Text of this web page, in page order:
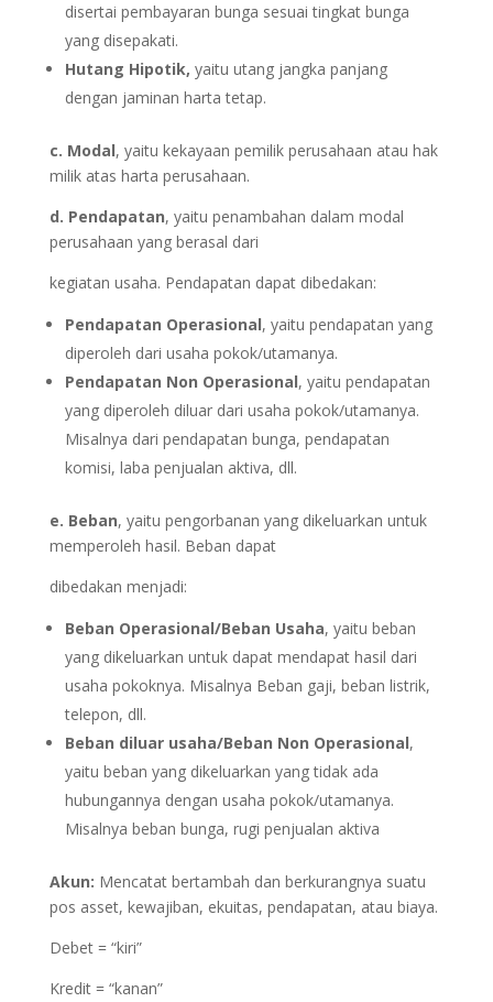
disertai pembayaran bunga sesuai tingkat bunga
yang disepakati.
Hutang Hipotik, yaitu utang jangka panjang
dengan jaminan harta tetap.
c. Modal, yaitu kekayaan pemilik perusahaan atau hak
milik atas harta perusahaan.
d. Pendapatan, yaitu penambahan dalam modal
perusahaan yang berasal dari
kegiatan usaha. Pendapatan dapat dibedakan:
Pendapatan Operasional, yaitu pendapatan yang
diperoleh dari usaha pokok/utamanya.
Pendapatan Non Operasional, yaitu pendapatan
yang diperoleh diluar dari usaha pokok/utamanya.
Misalnya dari pendapatan bunga, pendapatan
komisi, laba penjualan aktiva, dll.
e. Beban, yaitu pengorbanan yang dikeluarkan untuk
memperoleh hasil. Beban dapat
dibedakan menjadi:
Beban Operasional/Beban Usaha, yaitu beban
yang dikeluarkan untuk dapat mendapat hasil dari
usaha pokoknya. Misalnya Beban gaji, beban listrik,
telepon, dll.
Beban diluar usaha/Beban Non Operasional,
yaitu beban yang dikeluarkan yang tidak ada
hubungannya dengan usaha pokok/utamanya.
Misalnya beban bunga, rugi penjualan aktiva
Akun: Mencatat bertambah dan berkurangnya suatu
pos asset, kewajiban, ekuitas, pendapatan, atau biaya.
Debet = “kiri”
Kredit = “kanan”